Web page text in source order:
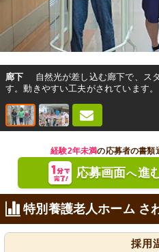
廊下
自然光が差し込む廊下で、ス
す。動きやすい工夫がされています。
経験2年未満の応募者の書類
応募画面へ進
特別養護老人ホーム さ
採用